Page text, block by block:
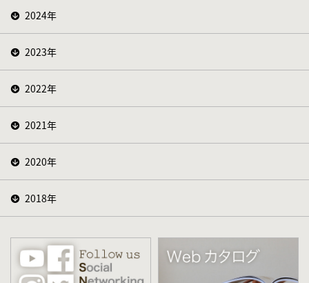
2024年
2023年
2022年
2021年
2020年
2018年